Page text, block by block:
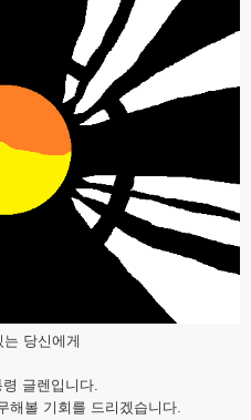
당신에게
글렌입니다.
해볼 기회를 드리겠습니다.